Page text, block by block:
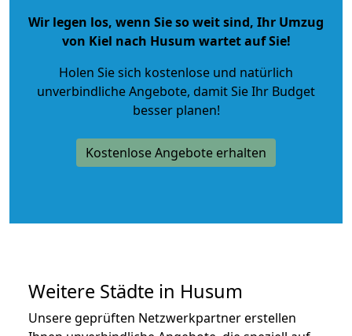
Wir legen los, wenn Sie so weit sind, Ihr Umzug
von Kiel nach Husum wartet auf Sie!
Holen Sie sich kostenlose und natürlich
unverbindliche Angebote, damit Sie Ihr Budget
besser planen!
Kostenlose Angebote erhalten
Weitere Städte in Husum
Unsere geprüften Netzwerkpartner erstellen